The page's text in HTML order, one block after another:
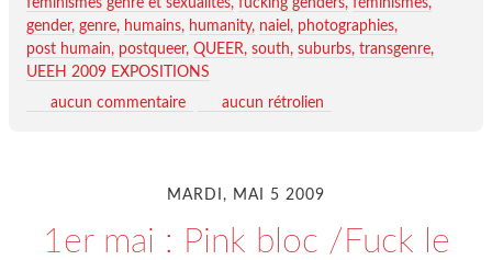
feminismes genre et sexualités fucking genders féminismes
gender genre humains humanity naiel
photographies
post humain
postqueer QUEER south suburbs transgenre
UEEH 2009 EXPOSITIONS
aucun commentaire
aucun rétrolien
MARDI, MAI 5 2009
1er mai : Pink bloc /Fuck le